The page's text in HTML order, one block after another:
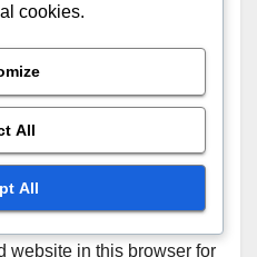
website in this browser for
cookies.
All
All